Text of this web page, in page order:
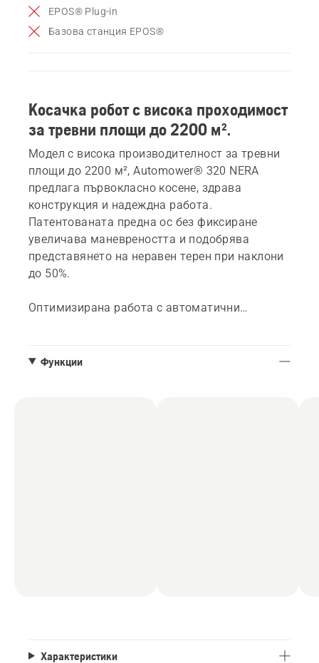
EPOS® Plug-in
Базова станция EPOS®
Косачка робот с висока проходимост
за тревни площи до 2200 м².
Модел с висока производителност за тревни
площи до 2200 м², Automower® 320 NERA
предлага първокласно косене, здрава
конструкция и надеждна работа.
Патентованата предна ос без фиксиране
увеличава маневреността и подобрява
представянето на неравен терен при наклони
до 50%.
Оптимизирана работа с автоматични
Функции
Характеристики